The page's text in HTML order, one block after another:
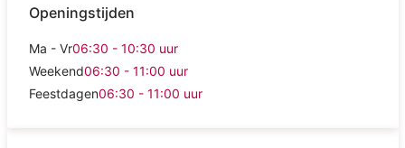
Openingstijden
Ma - Vr06:30 - 10:30 uur
Weekend06:30 - 11:00 uur
Feestdagen06:30 - 11:00 uur